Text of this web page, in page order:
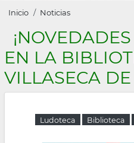
Sobrescribir
enlaces
de
ayuda
a
navegación
Inicio Noticias
EN LA
VILLASECA
Ludoteca Biblioteca